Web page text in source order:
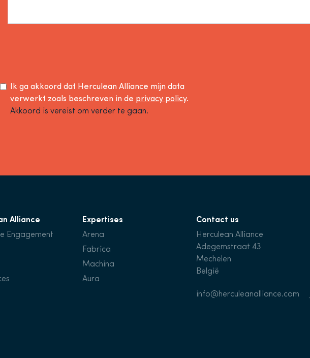
Ik ga akkoord dat Herculean Alliance mijn data
verwerkt zoals beschreven in de privacy policy.
Akkoord is vereist om verder te gaan.
Alliance
Engagement
Expertises
Arena
Fabrica
Machina
Aura
Contact us
Herculean Alliance
Adegemstraat 43
Mechelen
België
info@herculeanalliance.com